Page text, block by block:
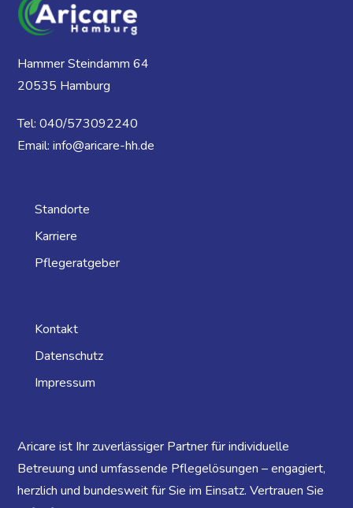
Hammer Steindamm 64
20535 Hamburg
Tel: 040/573092240
Email: info@aricare-hh.de
Standorte
Karriere
Pflegeratgeber
Kontakt
Datenschutz
Impressum
Aricare ist Ihr zuverlässiger Partner für individuelle
Betreuung und umfassende Pflegelösungen – engagiert,
herzlich und bundesweit für Sie im Einsatz. Vertrauen Sie